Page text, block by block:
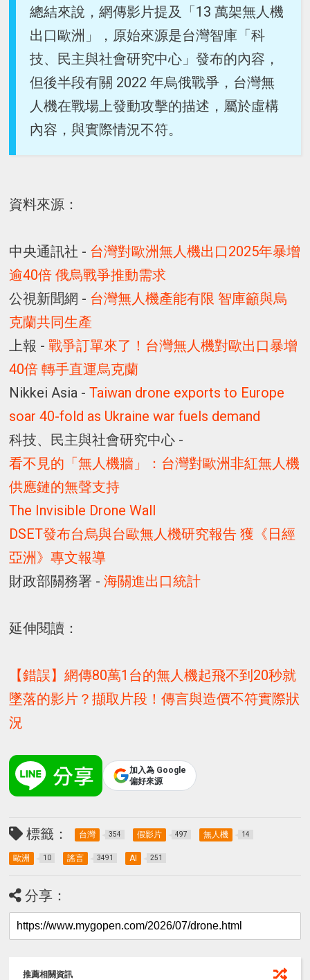
總結來說，網傳影片提及「13 萬架無人機
出口歐洲」，原始來源是台灣智庫「科
技、民主與社會研究中心」發布的內容，
但後半段有關 2022 年烏俄戰爭，台灣無
人機在戰場上發動攻擊的描述，屬於虛構
內容，與實際情況不符。
資料來源：
中央通訊社 - 台灣對歐洲無人機出口2025年暴增
逾40倍 俄烏戰爭推動需求
公視新聞網 - 台灣無人機產能有限 智庫籲與烏
克蘭共同生產
上報 -戰爭訂單來了！台灣無人機對歐出口暴增
40倍 轉手直運烏克蘭
Nikkei Asia -Taiwan drone exports to Europe
soar 40-fold as Ukraine war fuels demand
科技、民主與社會研究中心 -
看不見的「無人機牆」：台灣對歐洲非紅無人機
供應鏈的無聲支持
The Invisible Drone Wall
DSET發布台烏與台歐無人機研究報告 獲《日經
亞洲》專文報導
財政部關務署 -海關進出口統計
延伸閱讀：
【錯誤】網傳80萬1台的無人機起飛不到20秒就
墜落的影片？擷取片段！傳言與造價不符實際狀
況
加入為 Google
偏好來源
標籤： 台灣 354 假影片 497 無人機 14
歐洲 10 謠言 3491 AI 251
分享：
推薦相關資訊